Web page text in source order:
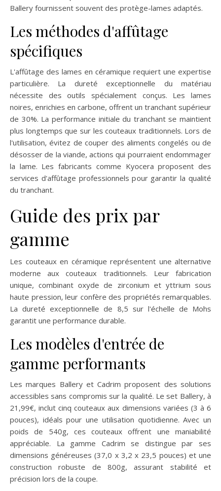
Ballery fournissent souvent des protège-lames adaptés.
Les méthodes d'affûtage
spécifiques
L'affûtage des lames en céramique requiert une expertise
particulière. La dureté exceptionnelle du matériau
nécessite des outils spécialement conçus. Les lames
noires, enrichies en carbone, offrent un tranchant supérieur
de 30%. La performance initiale du tranchant se maintient
plus longtemps que sur les couteaux traditionnels. Lors de
l'utilisation, évitez de couper des aliments congelés ou de
désosser de la viande, actions qui pourraient endommager
la lame. Les fabricants comme Kyocera proposent des
services d'affûtage professionnels pour garantir la qualité
du tranchant.
Guide des prix par
gamme
Les couteaux en céramique représentent une alternative
moderne aux couteaux traditionnels. Leur fabrication
unique, combinant oxyde de zirconium et yttrium sous
haute pression, leur confère des propriétés remarquables.
La dureté exceptionnelle de 8,5 sur l'échelle de Mohs
garantit une performance durable.
Les modèles d'entrée de
gamme performants
Les marques Ballery et Cadrim proposent des solutions
accessibles sans compromis sur la qualité. Le set Ballery, à
21,99€, inclut cinq couteaux aux dimensions variées (3 à 6
pouces), idéals pour une utilisation quotidienne. Avec un
poids de 540g, ces couteaux offrent une maniabilité
appréciable. La gamme Cadrim se distingue par ses
dimensions généreuses (37,0 x 3,2 x 23,5 pouces) et une
construction robuste de 800g, assurant stabilité et
précision lors de la coupe.